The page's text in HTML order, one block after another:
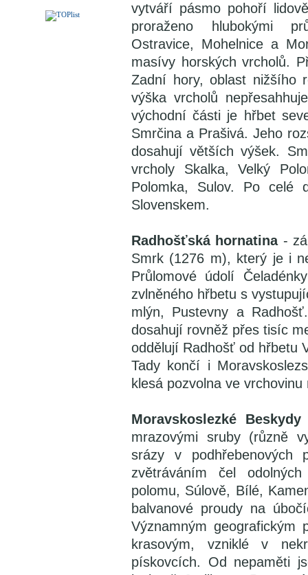
vytváří pásmo pohoří
proraženo hlubokými
Ostravice, Mohelnice a
masívy horských vrcholů.
Zadní hory, oblast nižšího
výška vrcholů
východní části je hřbet
Smrčina a Prašivá. Jeho
dosahují větších výšek.
vrcholy Skalka, Velký
Polomka, Sulov. Po celé
Slovenskem.
Radhošťská hornatina-
Smrk (1276 m), který je i
Průlomové údolí
zvlněného hřbetu s
mlýn, Pustevny a
dosahují rovněž přes tisíc
oddělují Radhošť od hřbetu
Tady končí i
klesá pozvolna ve
Moravskoslezké Beskydy
mrazovými sruby (různě
srázy v podhřebenových
zvětráváním čel
polomu, Súlově, Bílé,
balvanové proudy na
Významným geografickým
krasovým, vzniklé v
pískovcích. Od nepaměti